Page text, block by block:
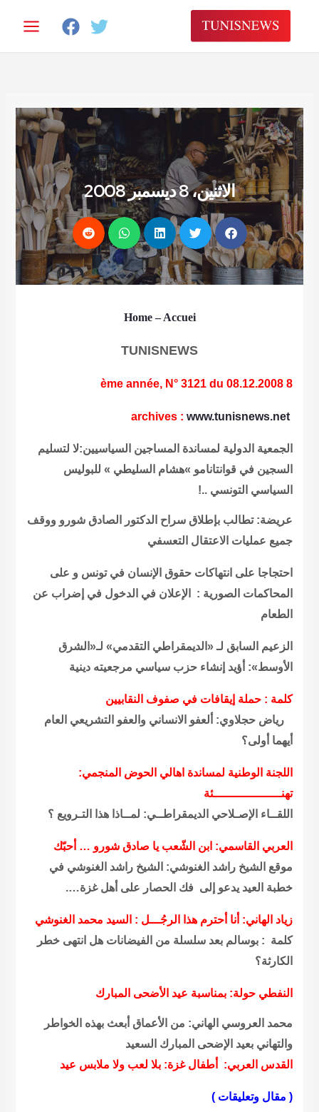
الاثنين، 8 ديسمبر 2008
Home– Accuei
TUNISNEWS
archives:
الدولية لمساندة المساجين السياسيين:لا لتسليم
في قوانتانامو »هشام السليطي » للبوليس
التونسي ..!
تطالب بإطلاق سراح الدكتور الصادق شورو ووقف
عمليات الاعتقال التعسفي
على انتهاكات حقوق الإنسان في تونس و على
الصورية : الإعلان في الدخول في إضراب عن
السابق لـ «الديمقراطي التقدمي» لـ«الشرق
أؤيد إنشاء حزب سياسي مرجعيته دينية
: حملة إيقافات في صفوف النقابيين
حجلاوي: ألعفو الانساني والعفو التشريعي العام
أولى؟
الوطنية لمساندة اهالي الحوض المنجمي:
الإصـلاحي الديمقراطــي: لمــاذا هذا التـرويع ؟
القاسمي: ابن الشّعب يا صادق شورو … أحبّك
الشيخ راشد الغنوشي: الشيخ راشد الغنوشي في
العيد يدعو إلى فك الحصار على أهل غزة….
الهاني: أنا أحترم هذا الرجُـــل : السيد محمد الغنوشي
: بوسالم بعد سلسلة من الفيضانات هل انتهى خطر
حولة: بمناسبة عيد الأضحى المبارك
العروسي الهاني: من الأعماق أبعث بهذه الخواطر
بعيد الإضحى المبارك السعيد
العربي: أطفال غزة: بلا لعب ولا ملابس عيد
وتعليقات )